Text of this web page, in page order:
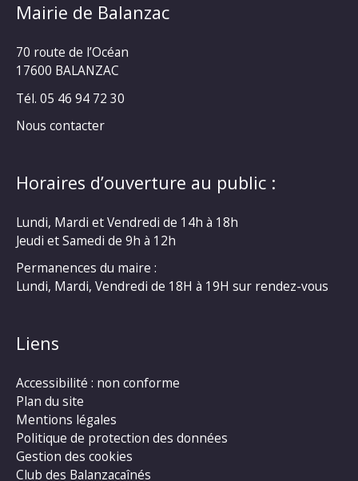
Mairie de Balanzac
70 route de l’Océan
17600 BALANZAC
Tél. 05 46 94 72 30
Nous contacter
Horaires d’ouverture au public :
Lundi, Mardi et Vendredi de 14h à 18h
Jeudi et Samedi de 9h à 12h
Permanences du maire :
Lundi, Mardi, Vendredi de 18H à 19H sur rendez-vous
Liens
Accessibilité : non conforme
Plan du site
Mentions légales
Politique de protection des données
Gestion des cookies
Club des Balanzacaînés